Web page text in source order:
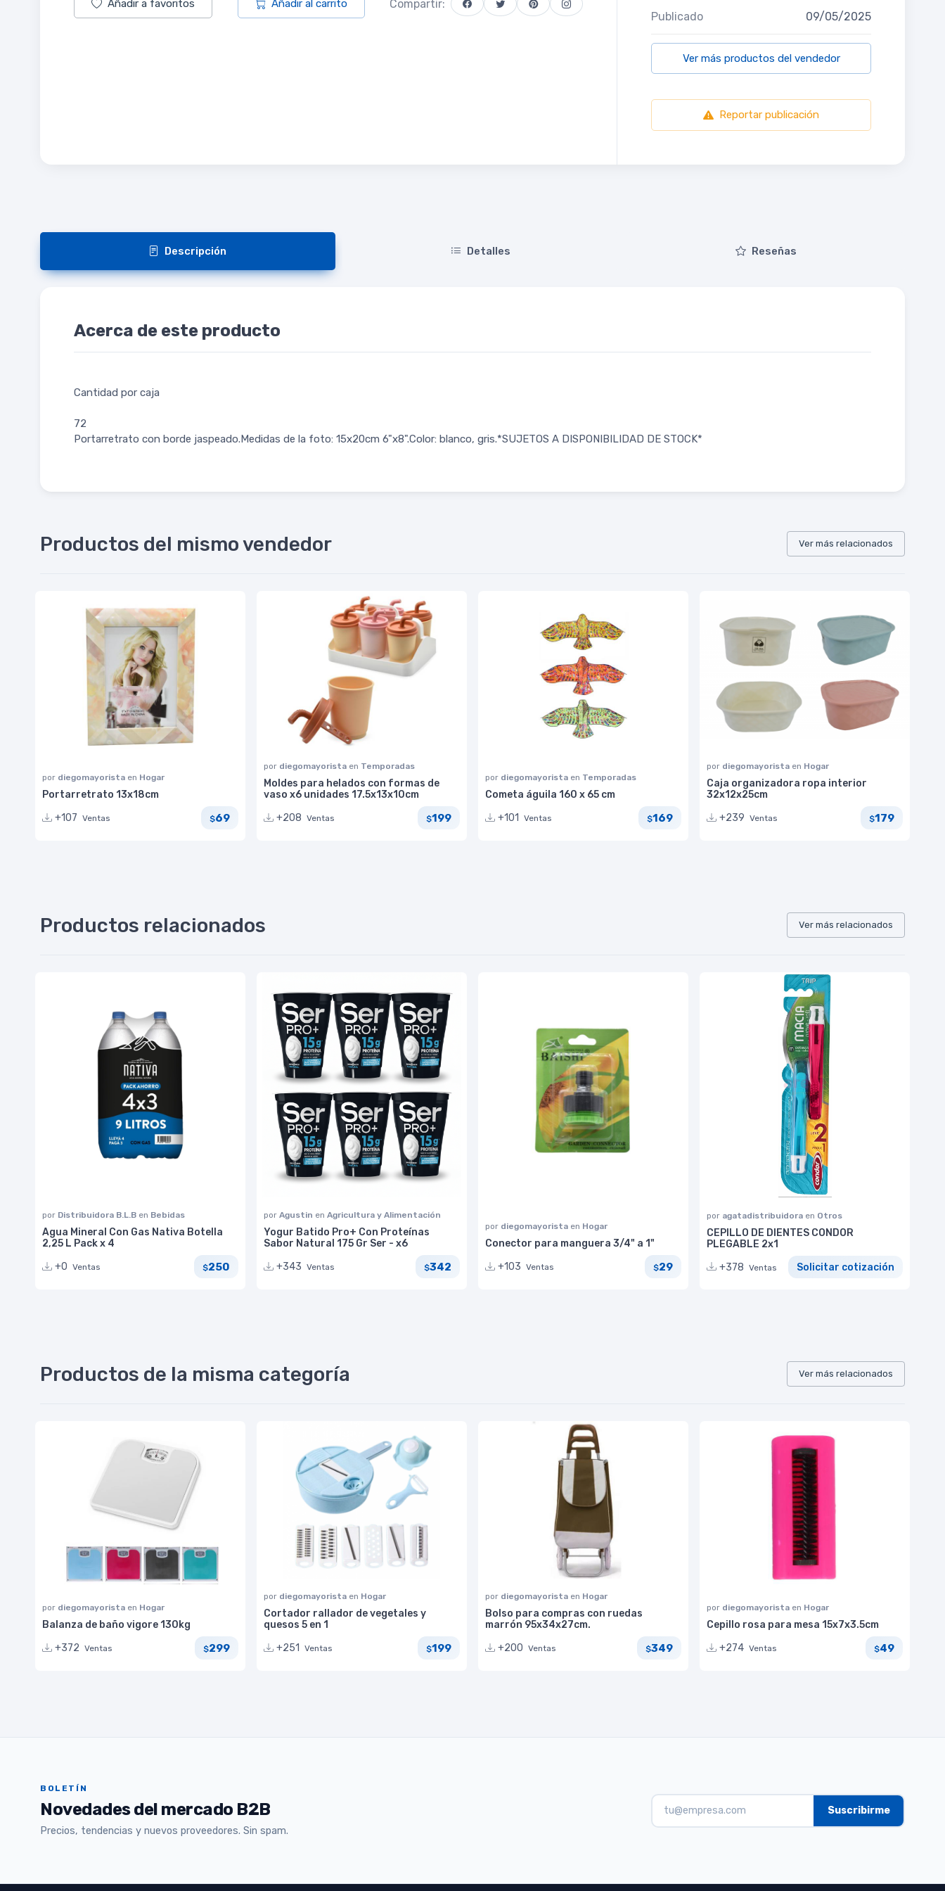
Añadir a favoritos Añadir al carrito
Compartir:
Publicado
09/05/2025
Ver más productos del vendedor
Reportar publicación
Descripción Detalles Reseñas
Acerca de este producto
Cantidad por caja
72
Portarretrato con borde jaspeado.Medidas de la foto: 15x20cm 6"x8".Color: blanco, gris.*SUJETOS A DISPONIBILIDAD DE STOCK*
Productos del mismo vendedor Ver más relacionados
por diegomayorista en Hogar
Portarretrato 13x18cm
+107 Ventas $69
por diegomayorista en Temporadas
Moldes para helados con formas de
vaso x6 unidades 17.5x13x10cm
+208 Ventas $199
por diegomayorista en Temporadas
Cometa águila 160 x 65 cm
+101
Ventas $169
por diegomayorista en Hogar
Caja organizadora ropa interior
32x12x25cm
+239 Ventas $179
Productos relacionados Ver más relacionados
por Distribuidora B.L.B en Bebidas
Agua Mineral Con Gas Nativa Botella
2,25 L Pack x 4
+0 Ventas $250
por Agustin en Agricultura y Alimentación
Yogur Batido Pro+ Con Proteínas
Sabor Natural 175 Gr Ser - x6
+343 Ventas $342
por diegomayorista en Hogar
Conector para manguera 3/4" a 1"
+103 Ventas $29
por agatadistribuidora en Otros
CEPILLO DE DIENTES CONDOR
PLEGABLE 2x1
+378 Ventas Solicitar cotización
Productos de la misma categoría Ver más relacionados
por diegomayorista en Hogar
Balanza de baño vigore 130kg
+372 Ventas $299
por diegomayorista en Hogar
Cortador rallador de vegetales y
quesos 5 en 1
+251
Ventas $199
por diegomayorista en Hogar
Bolso para compras con ruedas
marrón 95x34x27cm.
+200 Ventas $349
por diegomayorista en Hogar
Cepillo rosa para mesa 15x7x3.5cm
+274 Ventas $49
BOLETÍN
Novedades del mercado B2B
Precios, tendencias y nuevos proveedores. Sin spam.